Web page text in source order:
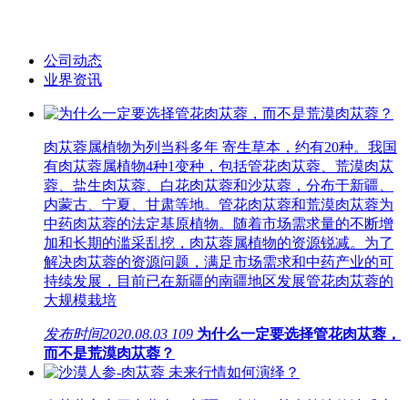
公司动态
业界资讯
肉苁蓉属植物为列当科多年 寄生草本，约有20种。我国
有肉苁蓉属植物4种1变种，包括管花肉苁蓉、荒漠肉苁
蓉、盐生肉苁蓉、白花肉苁蓉和沙苁蓉，分布于新疆、
内蒙古、宁夏、甘肃等地。管花肉苁蓉和荒漠肉苁蓉为
中药肉苁蓉的法定基原植物。随着市场需求量的不断增
加和长期的滥采乱挖，肉苁蓉属植物的资源锐减。为了
解决肉苁蓉的资源问题，满足市场需求和中药产业的可
持续发展，目前已在新疆的南疆地区发展管花肉苁蓉的
大规模栽培
发布时间2020.08.03 109 为什么一定要选择管花肉苁蓉，
而不是荒漠肉苁蓉？